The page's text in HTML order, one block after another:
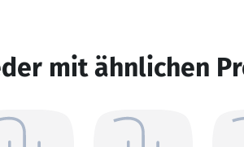
mit ähnlichen